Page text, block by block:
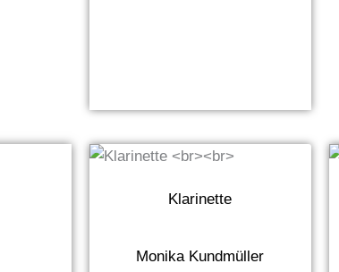
Klarinette
Monika Kundmüller